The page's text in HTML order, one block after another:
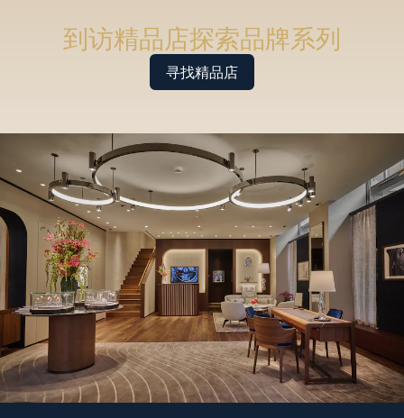
到访精品店探索品牌系列
寻找精品店